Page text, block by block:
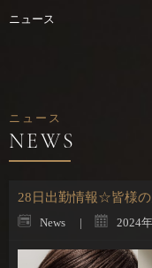
ニュース
ニュース
28日出勤情報☆皆様
News 2024